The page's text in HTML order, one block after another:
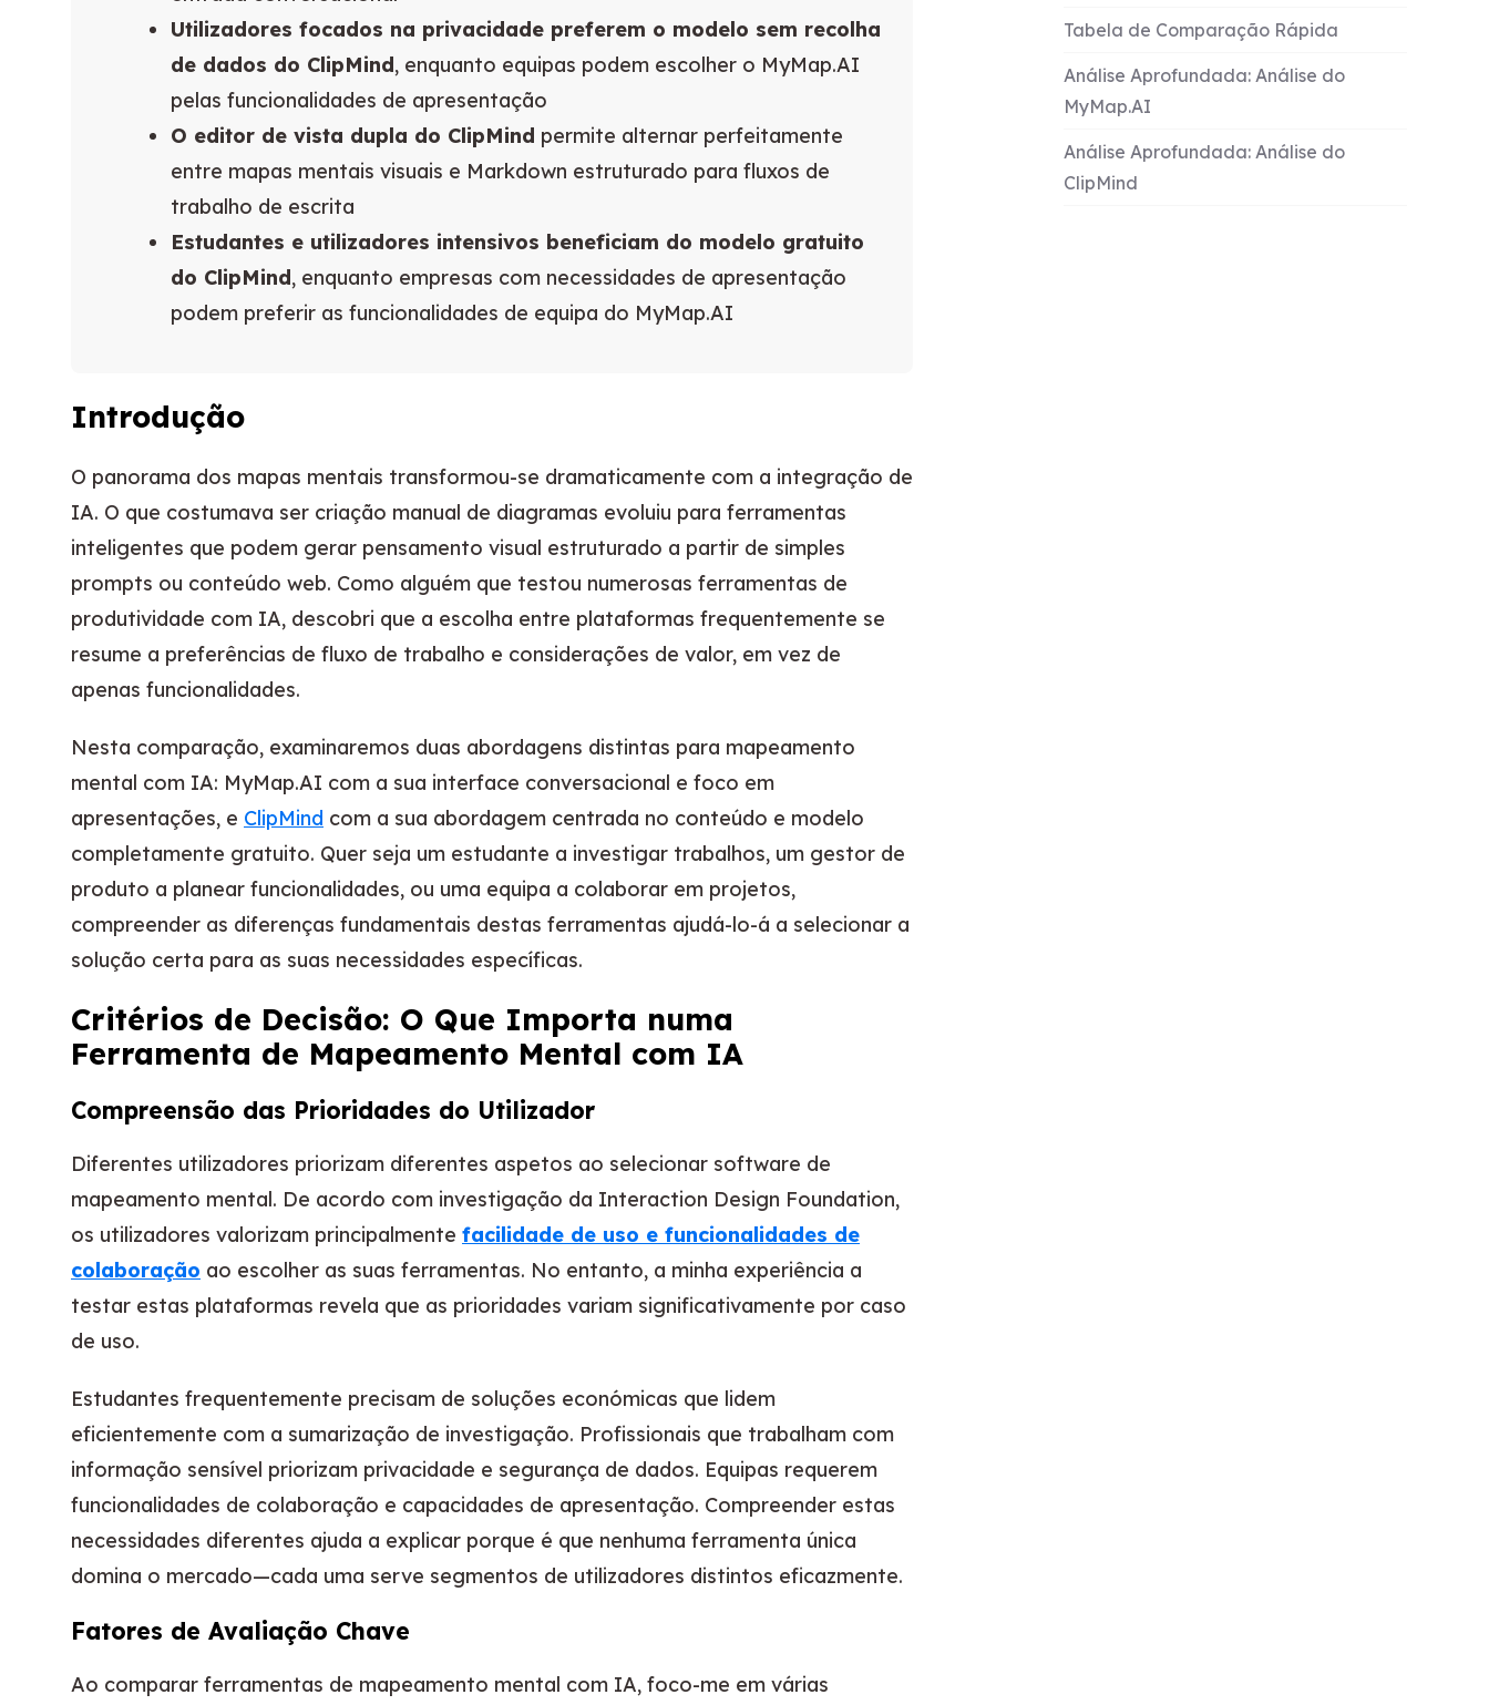
Utilizadores focados na privacidade preferem o modelo sem recolha
de dados do ClipMind, enquanto equipas podem escolher o MyMap.AI
pelas funcionalidades de apresentação
O editor de vista dupla do ClipMind permite alternar perfeitamente
entre mapas mentais visuais e Markdown estruturado para fluxos de
trabalho de escrita
Estudantes e utilizadores intensivos beneficiam do modelo gratuito
do ClipMind, enquanto empresas com necessidades de apresentação
podem preferir as funcionalidades de equipa do MyMap.AI
Introdução
O panorama dos mapas mentais transformou-se dramaticamente com a integração de
IA. O que costumava ser criação manual de diagramas evoluiu para ferramentas
inteligentes que podem gerar pensamento visual estruturado a partir de simples
prompts ou conteúdo web. Como alguém que testou numerosas ferramentas de
produtividade com IA, descobri que a escolha entre plataformas frequentemente se
resume a preferências de fluxo de trabalho e considerações de valor, em vez de
apenas funcionalidades.
Nesta comparação, examinaremos duas abordagens distintas para mapeamento
mental com IA: MyMap.AI com a sua interface conversacional e foco em
apresentações, e ClipMind com a sua abordagem centrada no conteúdo e modelo
completamente gratuito. Quer seja um estudante a investigar trabalhos, um gestor de
produto a planear funcionalidades, ou uma equipa a colaborar em projetos,
compreender as diferenças fundamentais destas ferramentas ajudá-lo-á a selecionar a
solução certa para as suas necessidades específicas.
Critérios de Decisão: O Que Importa numa
Ferramenta de Mapeamento Mental com IA
Compreensão das Prioridades do Utilizador
Diferentes utilizadores priorizam diferentes aspetos ao selecionar software de
mapeamento mental. De acordo com investigação da Interaction Design Foundation,
os utilizadores valorizam principalmente facilidade de uso e funcionalidades de
colaboração ao escolher as suas ferramentas. No entanto, a minha experiência a
testar estas plataformas revela que as prioridades variam significativamente por caso
de uso.
Estudantes frequentemente precisam de soluções económicas que lidem
eficientemente com a sumarização de investigação. Profissionais que trabalham com
informação sensível priorizam privacidade e segurança de dados. Equipas requerem
funcionalidades de colaboração e capacidades de apresentação. Compreender estas
necessidades diferentes ajuda a explicar porque é que nenhuma ferramenta única
domina o mercado—cada uma serve segmentos de utilizadores distintos eficazmente.
Fatores de Avaliação Chave
Ao comparar ferramentas de mapeamento mental com IA, foco-me em várias
Tabela de Comparação Rápida
Análise Aprofundada: Análise do
MyMap.AI
Análise Aprofundada: Análise do
ClipMind